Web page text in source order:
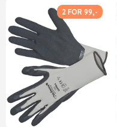
2 FOR 99,-